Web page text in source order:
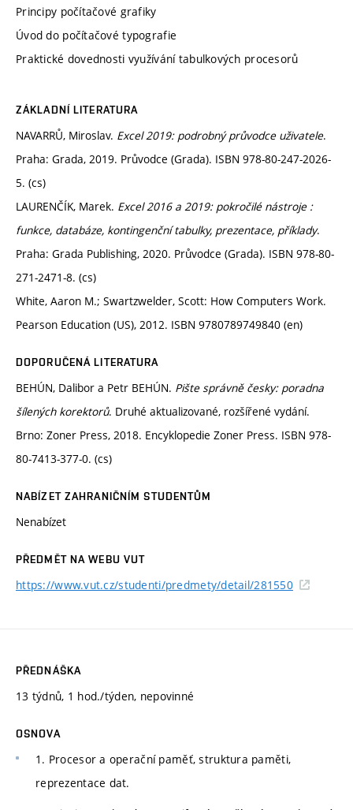
Principy počítačové grafiky
Úvod do počítačové typografie
Praktické dovednosti využívání tabulkových procesorů
ZÁKLADNÍ LITERATURA
NAVARRŮ, Miroslav. Excel 2019: podrobný průvodce uživatele.
Praha: Grada, 2019. Průvodce (Grada). ISBN 978-80-247-2026-
5. (cs)
LAURENČÍK, Marek. Excel 2016 a 2019: pokročilé nástroje :
funkce, databáze, kontingenční tabulky, prezentace, příklady.
Praha: Grada Publishing, 2020. Průvodce (Grada). ISBN 978-80-
271-2471-8. (cs)
White, Aaron M.; Swartzwelder, Scott: How Computers Work.
Pearson Education (US), 2012. ISBN 9780789749840 (en)
DOPORUČENÁ LITERATURA
BEHÚN, Dalibor a Petr BEHÚN. Pište správně česky: poradna
šílených korektorů. Druhé aktualizované, rozšířené vydání.
Brno: Zoner Press, 2018. Encyklopedie Zoner Press. ISBN 978-
80-7413-377-0. (cs)
NABÍZET ZAHRANIČNÍM STUDENTŮM
Nenabízet
PŘEDMĚT NA WEBU VUT
https://www.vut.cz/studenti/predmety/detail/281550
PŘEDNÁŠKA
13 týdnů, 1 hod./týden, nepovinné
OSNOVA
1. Procesor a operační paměť, struktura paměti,
reprezentace dat.